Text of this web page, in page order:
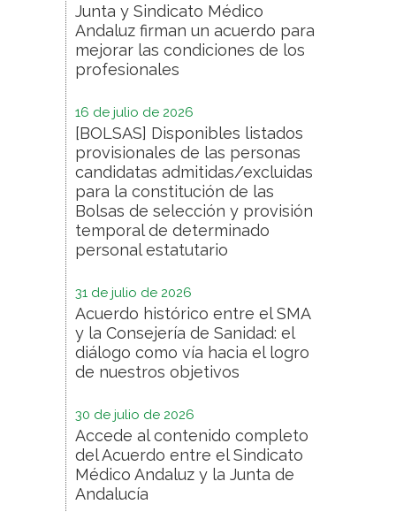
Junta y Sindicato Médico
Andaluz firman un acuerdo para
mejorar las condiciones de los
profesionales
16 de julio de 2026
[BOLSAS] Disponibles listados
provisionales de las personas
candidatas admitidas/excluidas
para la constitución de las
Bolsas de selección y provisión
temporal de determinado
personal estatutario
31 de julio de 2026
Acuerdo histórico entre el SMA
y la Consejería de Sanidad: el
diálogo como vía hacia el logro
de nuestros objetivos
30 de julio de 2026
Accede al contenido completo
del Acuerdo entre el Sindicato
Médico Andaluz y la Junta de
Andalucía